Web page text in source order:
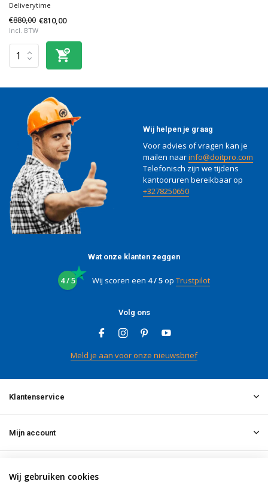
Deliverytime
€880,00 €810,00
Incl. BTW
Wij helpen je graag
Voor advies of vragen kan je
mailen naarinfo@doitpro.com
Telefonisch zijn we tijdens
kantooruren bereikbaar op
+3278250650
Wat onze klanten zeggen
4 / 5 Wij scoren een 4 / 5op Trustpilot
Volg ons
Meld je aan voor onze nieuwsbrief
Klantenservice
Mijn account
Wij gebruiken cookies